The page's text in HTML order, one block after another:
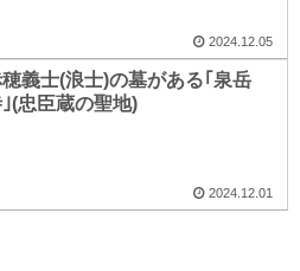
2024.12.05
義士(浪士)の墓がある｢泉岳
(忠臣蔵の聖地)
2024.12.01